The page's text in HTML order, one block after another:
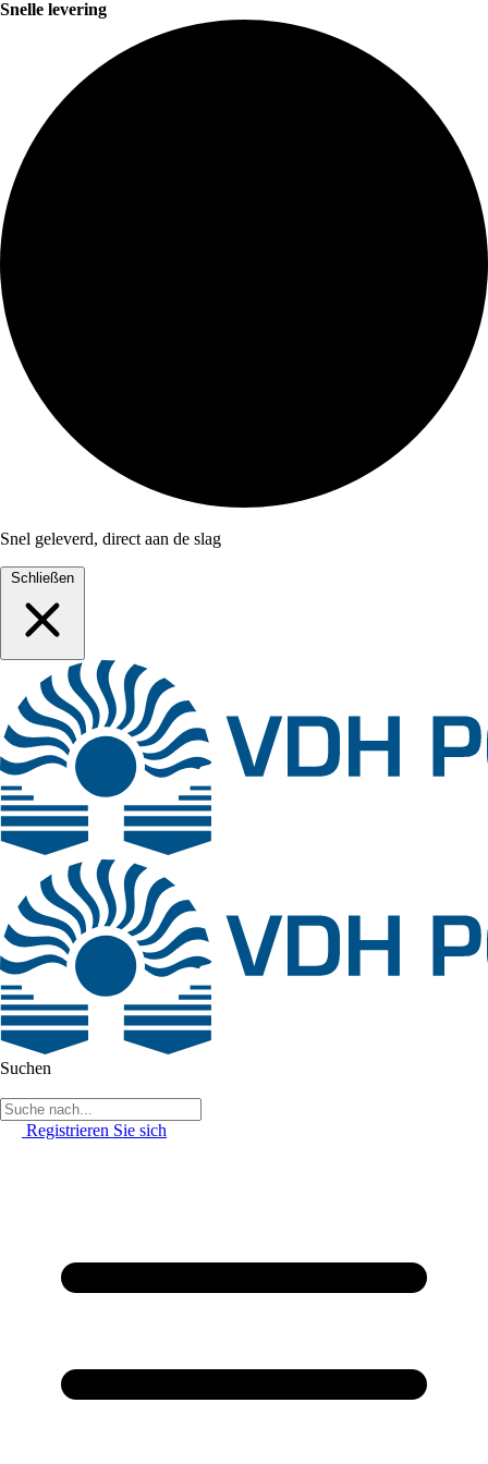
Snelle levering
Snel geleverd, direct aan de slag
Schließen
Suchen
Registrieren Sie sich